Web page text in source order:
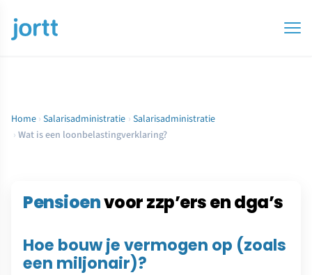
Home › Salarisadministratie › Salarisadministratie
› Wat is een loonbelastingverklaring?
Pensioenvoor zzp’ers en dga’s
Hoe bouw je vermogen op (zoals
een miljonair)?